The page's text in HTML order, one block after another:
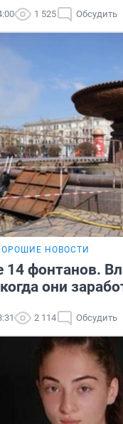
1 525 Обсудить
НОВОСТИ
14 фонтанов.
они
2 114 Обсудить